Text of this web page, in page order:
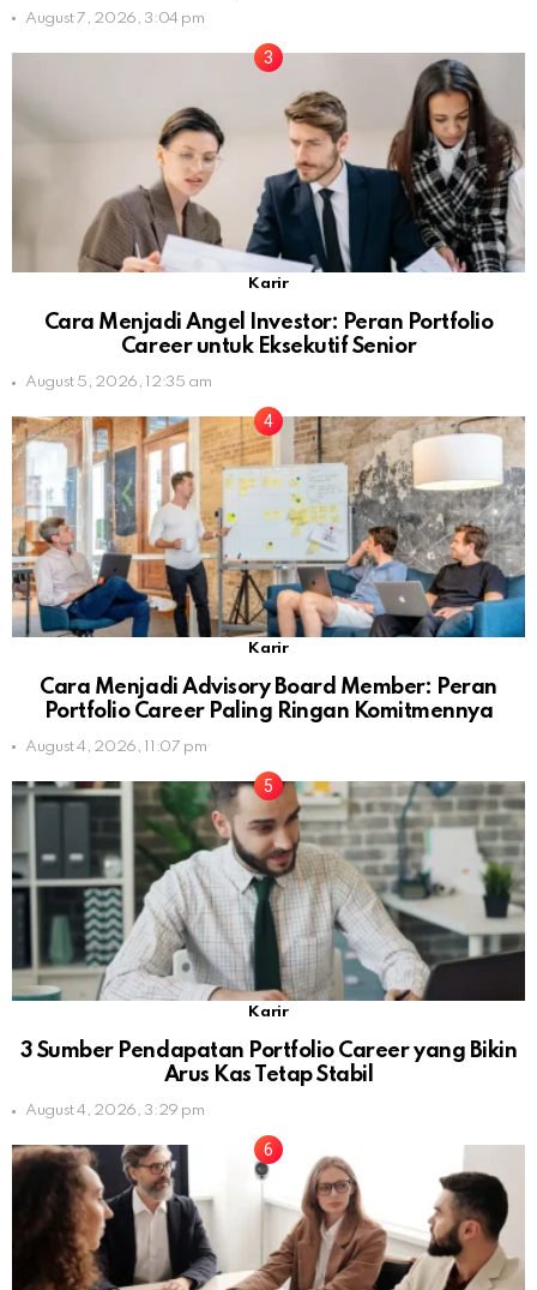
August 7, 2026, 3:04 pm
Karir
Cara Menjadi Angel Investor: Peran Portfolio
Career untuk Eksekutif Senior
August 5, 2026, 12:35 am
Karir
Cara Menjadi Advisory Board Member: Peran
Portfolio Career Paling Ringan Komitmennya
August 4, 2026, 11:07 pm
Karir
3 Sumber Pendapatan Portfolio Career yang Bikin
Arus Kas Tetap Stabil
August 4, 2026, 3:29 pm